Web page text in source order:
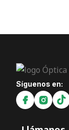
Síguenos en: